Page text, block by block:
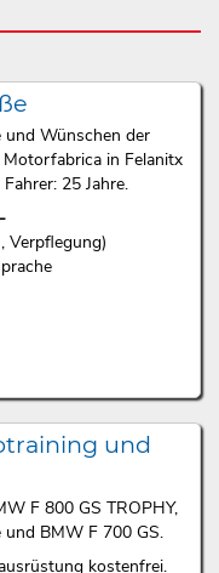
und Wünschen der
in Felanitx
25 Jahre.
Verpflegung)
und
F 800 GS TROPHY,
BMW F 700 GS.
kostenfrei.